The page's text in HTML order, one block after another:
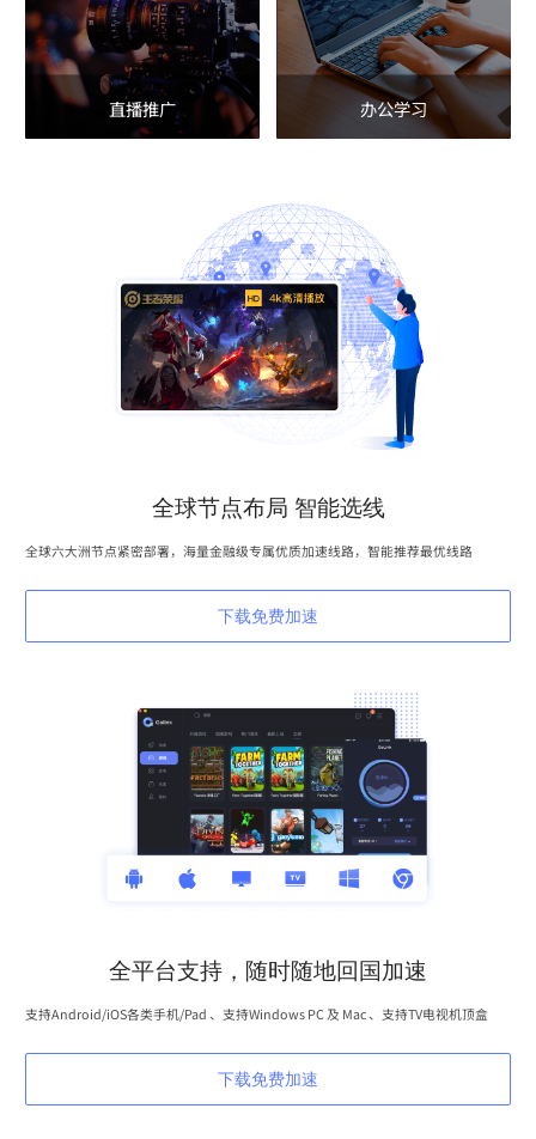
直播推广 办公学习
全球节点布局 智能选线
全球六大洲节点紧密部署，海量金融级专属优质加速线路，智能推荐最优线路
下载免费加速
全平台支持，随时随地回国加速
支持Android/iOS各类手机/Pad 、支持Windows PC 及 Mac 、支持TV电视机顶盒
下载免费加速